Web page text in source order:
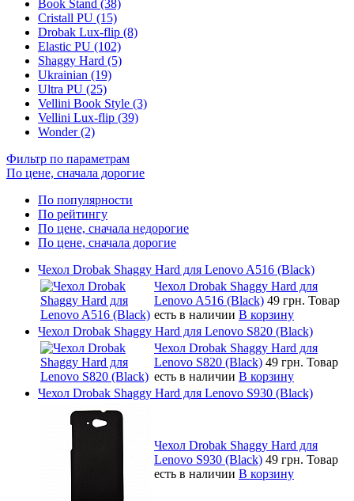
Book Stand (38)
Cristall PU (15)
Drobak Lux-flip (8)
Elastic PU (102)
Shaggy Hard (5)
Ukrainian (19)
Ultra PU (25)
Vellini Book Style (3)
Vellini Lux-flip (39)
Wonder (2)
Фильтр по параметрам
По цене, сначала дорогие
По популярности
По рейтингу
По цене, сначала недорогие
По цене, сначала дорогие
Чехол Drobak Shaggy Hard для Lenovo A516 (Black)
Чехол Drobak Shaggy Hard для
Lenovo A516 (Black) 49 грн. Товар
есть в наличии В корзину
Чехол Drobak Shaggy Hard для Lenovo S820 (Black)
Чехол Drobak Shaggy Hard для
Lenovo S820 (Black) 49 грн. Товар
есть в наличии В корзину
Чехол Drobak Shaggy Hard для Lenovo S930 (Black)
Чехол Drobak Shaggy Hard для
Lenovo S930 (Black) 49 грн. Товар
есть в наличии В корзину